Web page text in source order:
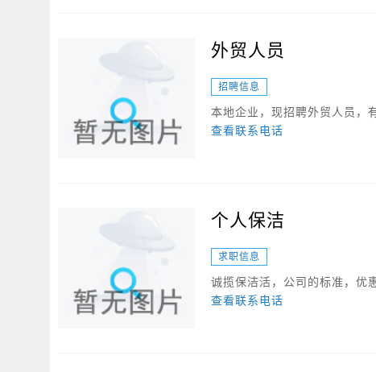
外贸人员
招聘信息
本地企业，现招聘外贸人员，
查看联系电话
个人保洁
求职信息
诚揽保洁活，公司的标准，优
查看联系电话